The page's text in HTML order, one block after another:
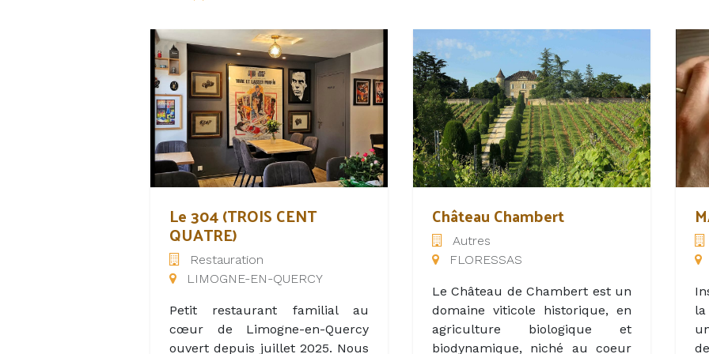
Le 304 (TROIS CENT
QUATRE)
Restauration
LIMOGNE-EN-QUERCY
Petit restaurant familial au
cœur de Limogne-en-Quercy
ouvert depuis juillet 2025. Nous
Château Chambert
Autres
FLORESSAS
Le Château de Chambert est un
domaine viticole historique, en
agriculture biologique et
biodynamique, niché au coeur